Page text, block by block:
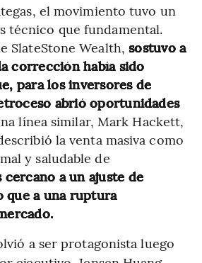
el movimiento tuvo un
técnico que fundamental.
SlateStone Wealth,sostuvo a
corrección había sido
para los inversores de
abrió oportunidades
línea similar, Mark Hackett,
la venta masiva como
y saludable de
cercano a un ajuste de
que a una ruptura
a ser protagonista luego